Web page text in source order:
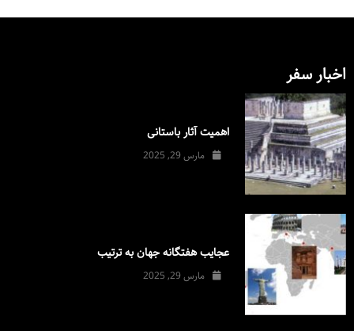
اخبار سفر
اهمیت آثار باستانی
مارس 29, 2025
عجایب هفتگانه جهان به ترتیب
مارس 29, 2025